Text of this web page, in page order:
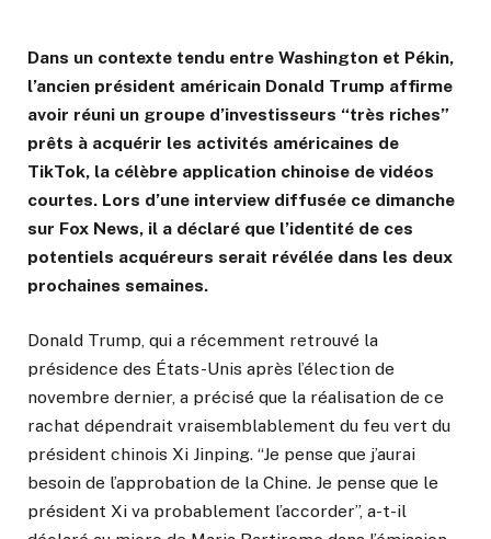
Dans un contexte tendu entre Washington et Pékin,
l’ancien président américain Donald Trump affirme
avoir réuni un groupe d’investisseurs “très riches”
prêts à acquérir les activités américaines de
TikTok, la célèbre application chinoise de vidéos
courtes. Lors d’une interview diffusée ce dimanche
sur Fox News, il a déclaré que l’identité de ces
potentiels acquéreurs serait révélée dans les deux
prochaines semaines.
Donald Trump, qui a récemment retrouvé la
présidence des États-Unis après l’élection de
novembre dernier, a précisé que la réalisation de ce
rachat dépendrait vraisemblablement du feu vert du
président chinois Xi Jinping. “Je pense que j’aurai
besoin de l’approbation de la Chine. Je pense que le
président Xi va probablement l’accorder”, a-t-il